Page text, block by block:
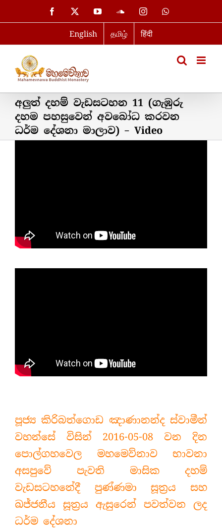
to
Facebook YouTubeSoundCloud
InstagramWhatsApp
English தமிழ் हिंदी
අලුත් දහම් වැඩසටහන 11 (ගැඹුරු
දහම පහසුවෙන් අවබෝධ කරවන
ධර්ම දේශනා මාලාව) – Video
පූජ්‍ය කිරිබත්ගොඩ ඤාණානන්ද ස්වාමීන්
වහන්සේ විසින් 2016-05-08 වන දින
පොල්ගහවෙල මහමෙව්නාව භාවනා
අසපුවේ පැවති මාසික දහම්
වැඩසටහනේදී පුණ්ණමා සූත්‍රය සහ
ඛජ්ජනීය සූත්‍රය ඇසුරෙන් පවත්වන ලද
ධර්ම දේශනා